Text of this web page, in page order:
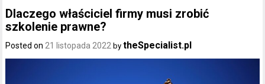
Dlaczego właściciel firmy musi zrobić
szkolenie prawne?
Posted on 21 listopada 2022 bytheSpecialist.pl